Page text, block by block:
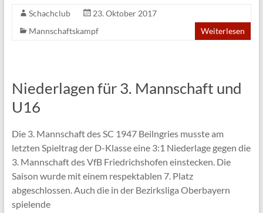
Schachclub
23. Oktober 2017
Mannschaftskampf
Weiterlesen
Niederlagen für 3. Mannschaft und
U16
Die 3. Mannschaft des SC 1947 Beilngries musste am
letzten Spieltrag der D-Klasse eine 3:1 Niederlage gegen die
3. Mannschaft des VfB Friedrichshofen einstecken. Die
Saison wurde mit einem respektablen 7. Platz
abgeschlossen. Auch die in der Bezirksliga Oberbayern
spielende